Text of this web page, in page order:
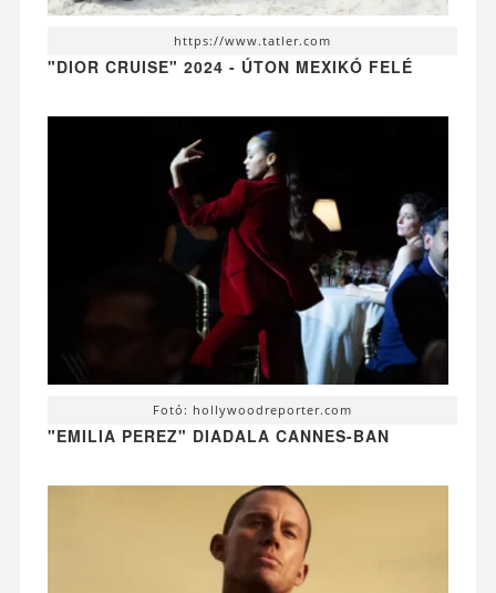
https://www.tatler.com
"DIOR CRUISE" 2024 - ÚTON MEXIKÓ FELÉ
Fotó: hollywoodreporter.com
"EMILIA PEREZ" DIADALA CANNES-BAN